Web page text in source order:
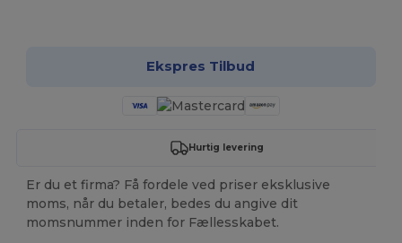
Ekspres Tilbud
Hurtig levering
Er du et firma? Få fordele ved priser eksklusive
moms, når du betaler, bedes du angive dit
momsnummer inden for Fællesskabet.